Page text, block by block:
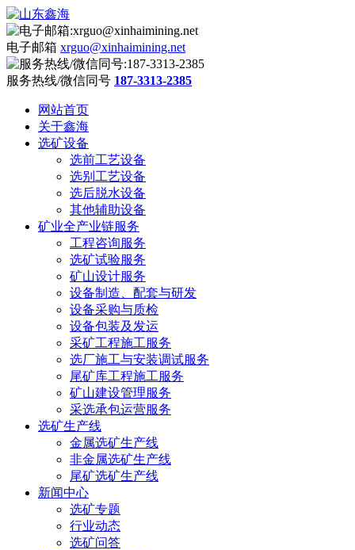
电子邮箱 xrguo@xinhaimining.net
服务热线/微信同号 187-3313-2385
网站首页
关于鑫海
选矿设备
选前工艺设备
选别工艺设备
选后脱水设备
其他辅助设备
矿业全产业链服务
工程咨询服务
选矿试验服务
矿山设计服务
设备制造、配套与研发
设备采购与质检
设备包装及发运
采矿工程施工服务
选厂施工与安装调试服务
尾矿库工程施工服务
矿山建设管理服务
采选承包运营服务
选矿生产线
金属选矿生产线
非金属选矿生产线
尾矿选矿生产线
新闻中心
选矿专题
行业动态
选矿问答